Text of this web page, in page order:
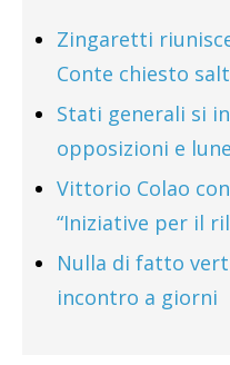
Zingaretti
Conte chiesto
Stati generali si
opposizioni e
Vittorio Colao
“Iniziative per il
Nulla di fatto
incontro a giorni